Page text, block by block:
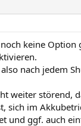
keine Option
nach jedem
weiter störend,
sich im
und ggf. auch